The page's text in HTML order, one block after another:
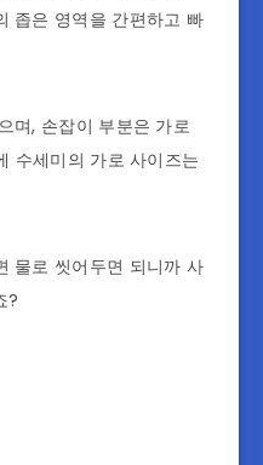
좁은 영역을 간편하고 빠
며, 손잡이 부분은 가로
수세미의 가로 사이즈는
물로 씻어두면 되니까 사
?